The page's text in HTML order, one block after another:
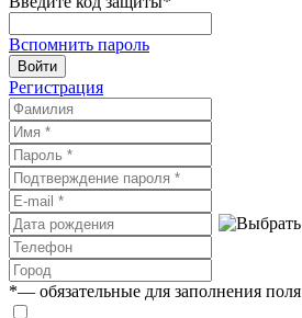
Вспомнить пароль
Войти
Регистрация
*— обязательные для заполнения поля